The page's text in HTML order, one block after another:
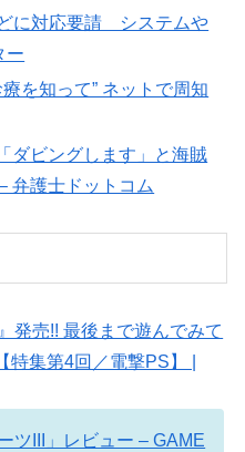
に対応要請 システムや
ー
を知って” ネットで周知
ダビングします」と海賊
弁護士ドットコム
発売!! 最後まで遊んでみて
集第4回／電撃PS】 |
ツIII」レビュー – GAME